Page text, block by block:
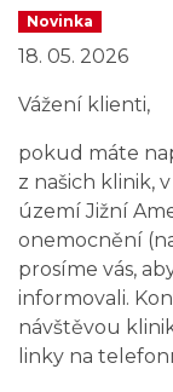
Novinka
18. 05. 2026
Vážení klienti,
pokud máte
z našich klinik,
území Jižní
onemocnění
prosíme vás,
informovali.
návštěvou
linky na